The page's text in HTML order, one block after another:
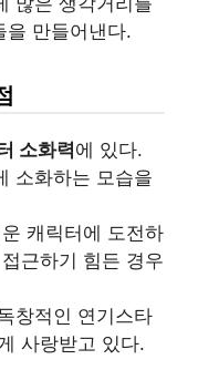
을 만들어낸다.
소화력에 있다.
소화하는 모습을
캐릭터에 도전하
접근하기 힘든 경우
창적인 연기스타
사랑받고 있다.